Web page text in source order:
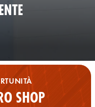
SHOP